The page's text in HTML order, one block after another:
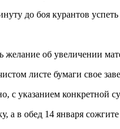
до боя курантов
об увеличении
листе бумаги свое
с указанием конкретной
а в обед 14 января сожгите